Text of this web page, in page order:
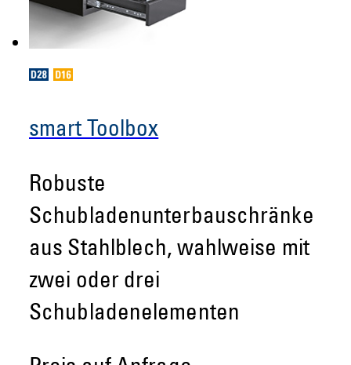
smart Toolbox
Robuste
Schubladenunterbauschränke
aus Stahlblech, wahlweise mit
zwei oder drei
Schubladenelementen